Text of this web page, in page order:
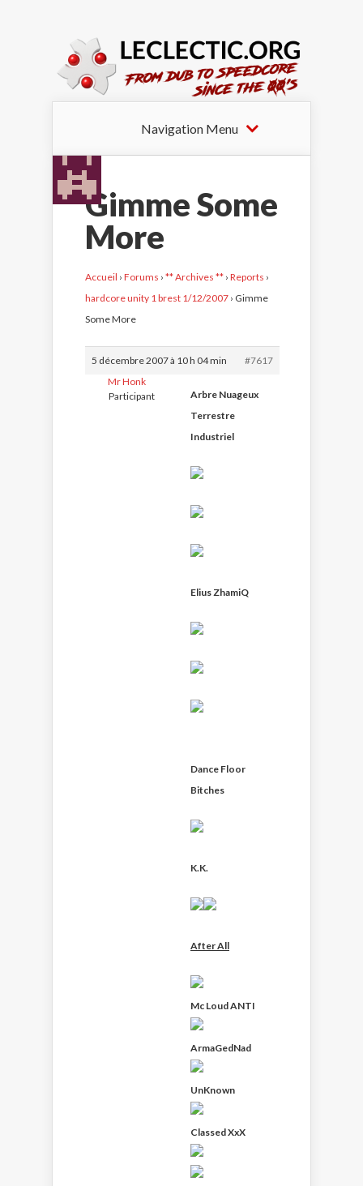
Navigation Menu
Gimme Some
More
Accueil › Forums › ** Archives ** › Reports ›
hardcore unity 1 brest 1/12/2007 › Gimme
Some More
5 décembre 2007 à 10 h 04 min
#7617
Mr Honk
Participant
Arbre Nuageux
Terrestre
Industriel
Elius ZhamiQ
Dance Floor
Bitches
K.K.
After All
Mc Loud ANTI
ArmaGedNad
UnKnown
Classed XxX